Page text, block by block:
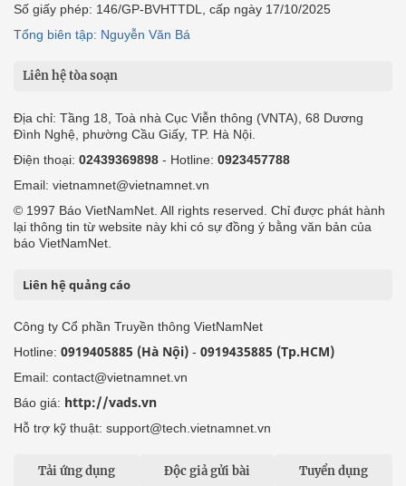
Số giấy phép: 146/GP-BVHTTDL, cấp ngày 17/10/2025
Tổng biên tập: Nguyễn Văn Bá
Liên hệ tòa soạn
Địa chỉ: Tầng 18, Toà nhà Cục Viễn thông (VNTA), 68 Dương
Đình Nghệ, phường Cầu Giấy, TP. Hà Nội.
Điện thoại: 02439369898 - Hotline: 0923457788
Email: vietnamnet@vietnamnet.vn
© 1997 Báo VietNamNet. All rights reserved. Chỉ được phát hành
lại thông tin từ website này khi có sự đồng ý bằng văn bản của
báo VietNamNet.
Liên hệ quảng cáo
Công ty Cổ phần Truyền thông VietNamNet
Hotline: 0919405885 (Hà Nội) - 0919435885 (Tp.HCM)
Email: contact@vietnamnet.vn
Báo giá: http://vads.vn
Hỗ trợ kỹ thuật: support@tech.vietnamnet.vn
Tải ứng dụng Độc giả gửi bài Tuyển dụng